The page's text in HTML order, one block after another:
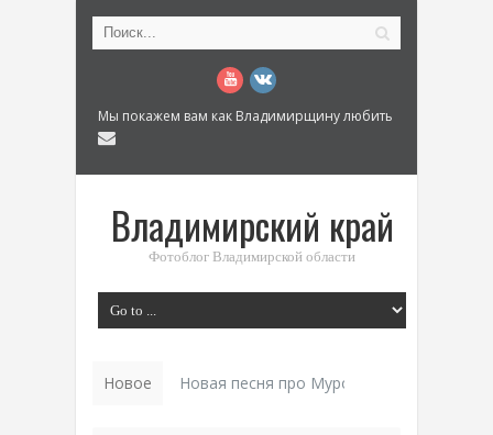
Мы покажем вам как Владимирщину любить
Владимирский край
Фотоблог Владимирской области
Новое Новая песня про Муром: «Былинный